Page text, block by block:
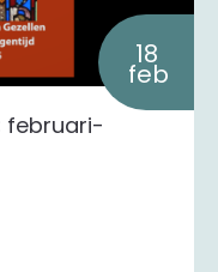
18
feb
februari-